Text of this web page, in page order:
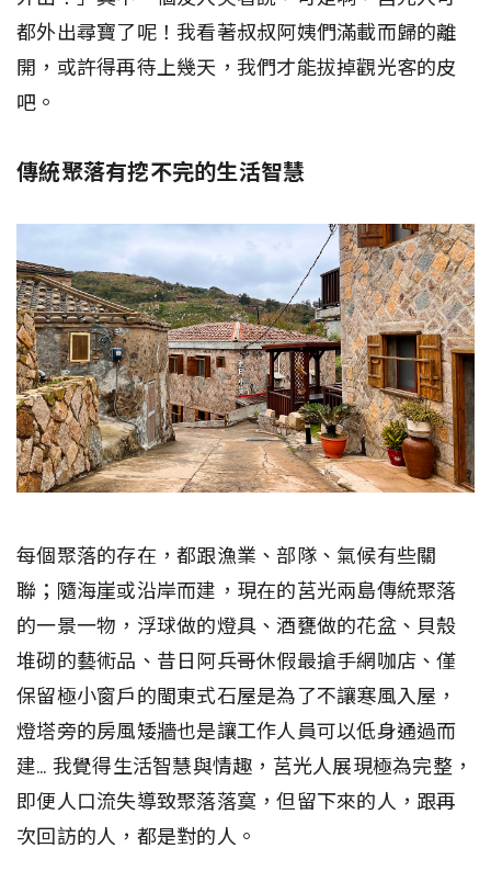
都外出尋寶了呢！我看著叔叔阿姨們滿載而歸的離
開，或許得再待上幾天，我們才能拔掉觀光客的皮
吧。
傳統聚落有挖不完的生活智慧
每個聚落的存在，都跟漁業、部隊、氣候有些關
聯；隨海崖或沿岸而建，現在的莒光兩島傳統聚落
的一景一物，浮球做的燈具、酒甕做的花盆、貝殼
堆砌的藝術品、昔日阿兵哥休假最搶手網咖店、僅
保留極小窗戶的閩東式石屋是為了不讓寒風入屋，
燈塔旁的房風矮牆也是讓工作人員可以低身通過而
建… 我覺得生活智慧與情趣，莒光人展現極為完整，
即便人口流失導致聚落落寞，但留下來的人，跟再
次回訪的人，都是對的人。